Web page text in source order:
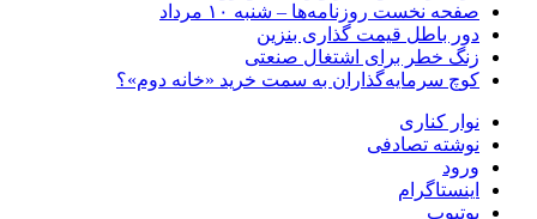
صفحه نخست روزنامه‌ها – شنبه ۱۰ مرداد
دور باطل قیمت گذاری بنزین
زنگ خطر برای اشتغال صنعتی
کوچ سرمایه‌گذاران به سمت خرید «خانه دوم»؟
نوار کناری
نوشته تصادفی
ورود
اینستاگرام
یوتیوب